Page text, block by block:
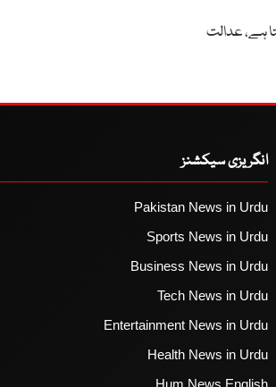
ہے، عدالت
انگریزی سیکشنز
Pakistan News in Urdu
Sports News in Urdu
Business News in Urdu
Tech News in Urdu
Entertainment News in Urdu
Health News in Urdu
Hum News English